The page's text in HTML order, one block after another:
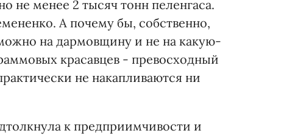
не менее 2 тысяч тонн пеленгаса.
А почему бы, собственно,
на дармовщину и не на какую-
красавцев - превосходный
не накапливаются ни
к предприимчивости и